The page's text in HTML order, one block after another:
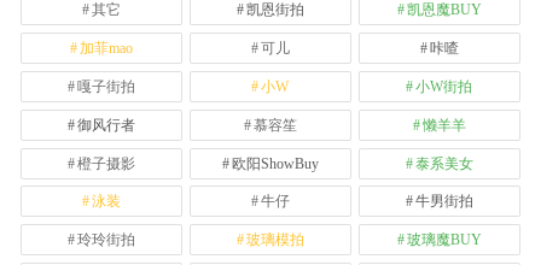
其它 凯恩街拍 凯恩魔BUY
加菲mao 可儿 咔喳
嘎子街拍 小W 小W街拍
御风行者 慕容笙 懒羊羊
橙子摄影 欧阳ShowBuy 泰系美女
泳装 牛仔 牛男街拍
玲玲街拍 玻璃模拍 玻璃魔BUY